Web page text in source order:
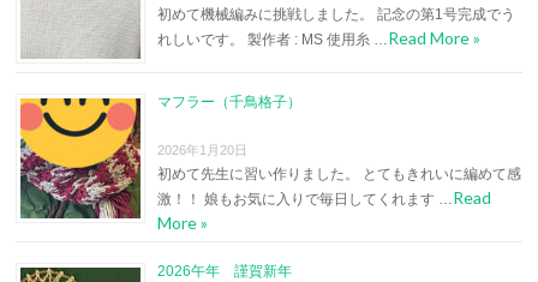
初めて機械編みに挑戦しました。 記念の第1号完成でう
れしいです。 製作者 : MS 使用糸 …Read More »
マフラー（千鳥格子）
2026年1月20日
初めて先生に習い作りました。 とてもきれいに編めて感
激！！ 娘もお気に入りで毎日してくれます …Read
More »
2026午年 謹賀新年